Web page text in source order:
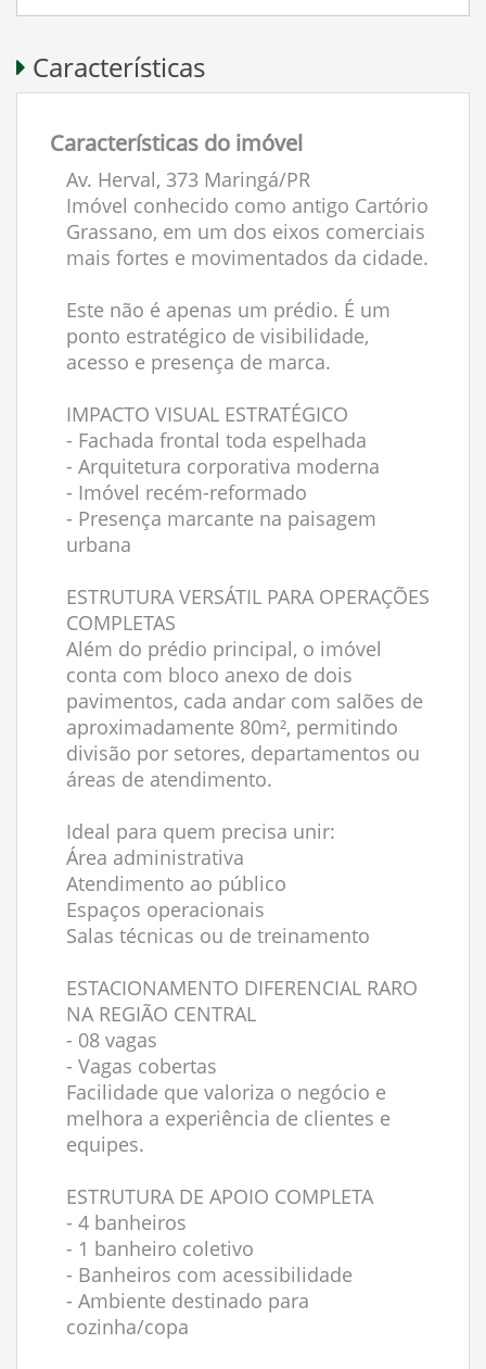
Características
Características do imóvel
Av. Herval, 373 Maringá/PR
Imóvel conhecido como antigo Cartório
Grassano, em um dos eixos comerciais
mais fortes e movimentados da cidade.
Este não é apenas um prédio. É um
ponto estratégico de visibilidade,
acesso e presença de marca.
IMPACTO VISUAL ESTRATÉGICO
- Fachada frontal toda espelhada
- Arquitetura corporativa moderna
- Imóvel recém-reformado
- Presença marcante na paisagem
urbana
ESTRUTURA VERSÁTIL PARA OPERAÇÕES
COMPLETAS
Além do prédio principal, o imóvel
conta com bloco anexo de dois
pavimentos, cada andar com salões de
aproximadamente 80m², permitindo
divisão por setores, departamentos ou
áreas de atendimento.
Ideal para quem precisa unir:
Área administrativa
Atendimento ao público
Espaços operacionais
Salas técnicas ou de treinamento
ESTACIONAMENTO DIFERENCIAL RARO
NA REGIÃO CENTRAL
- 08 vagas
- Vagas cobertas
Facilidade que valoriza o negócio e
melhora a experiência de clientes e
equipes.
ESTRUTURA DE APOIO COMPLETA
- 4 banheiros
- 1 banheiro coletivo
- Banheiros com acessibilidade
- Ambiente destinado para
cozinha/copa